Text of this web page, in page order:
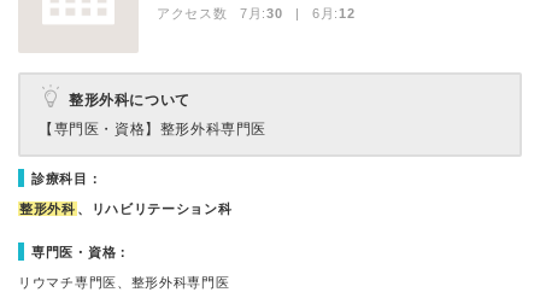
アクセス数 7月:30 | 6月:12
整形外科について
【専門医・資格】 整形外科専門医
診療科目：
整形外科 、リハビリテーション科
専門医・資格：
リウマチ専門医、整形外科専門医